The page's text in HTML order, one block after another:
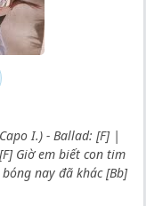
I.) - Ballad: [F] |
Giờ em biết con tim
nay đã khác [Bb]